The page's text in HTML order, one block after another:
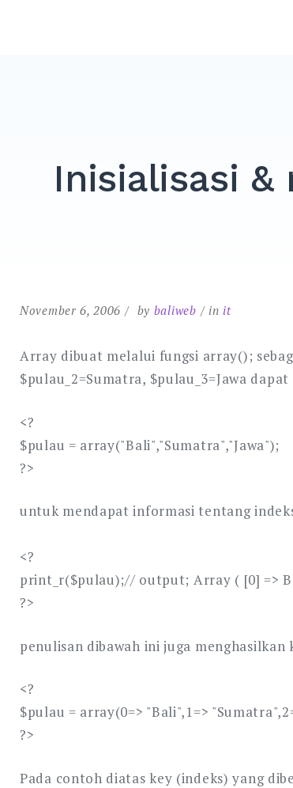
Inisialisasi
November 6, 2006 by baliweb in it
Array dibuat melalui fungsi array();
$pulau_2=Sumatra, $pulau_3=Jawa
<?
$pulau = array("Bali","Sumatra","Jawa");
?>
untuk mendapat informasi tentang
<?
print_r($pulau);// output; Array ( [0] =>
?>
penulisan dibawah ini juga menghasilkan
<?
$pulau = array(0=> "Bali",1=>
?>
Pada contoh diatas key (indeks) yang